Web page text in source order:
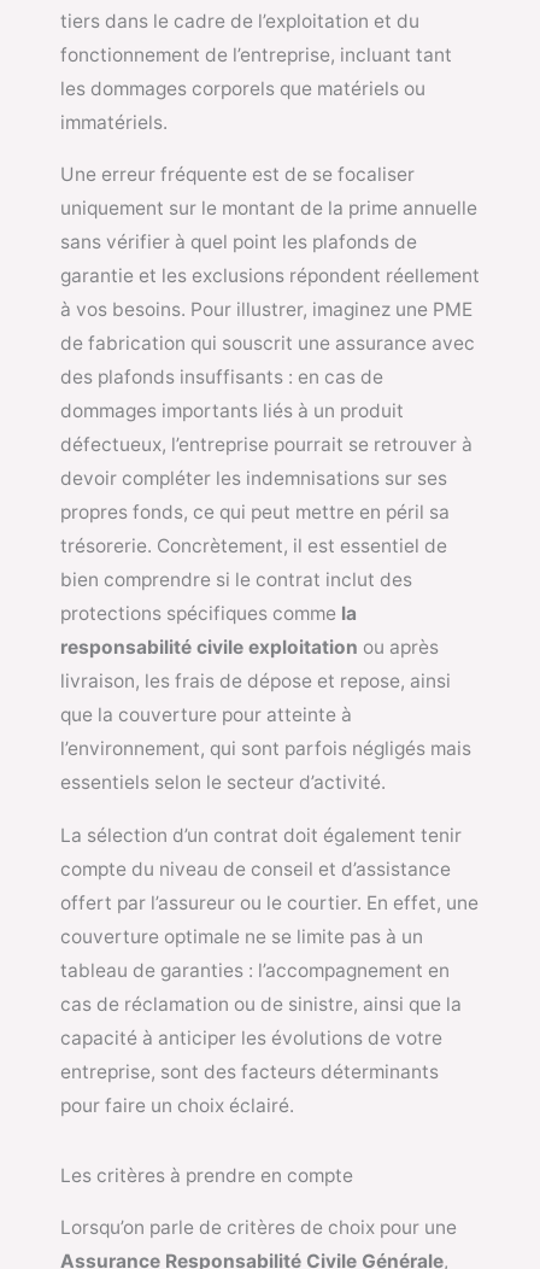
tiers dans le cadre de l’exploitation et du
fonctionnement de l’entreprise, incluant tant
les dommages corporels que matériels ou
immatériels.
Une erreur fréquente est de se focaliser
uniquement sur le montant de la prime annuelle
sans vérifier à quel point les plafonds de
garantie et les exclusions répondent réellement
à vos besoins. Pour illustrer, imaginez une PME
de fabrication qui souscrit une assurance avec
des plafonds insuffisants : en cas de
dommages importants liés à un produit
défectueux, l’entreprise pourrait se retrouver à
devoir compléter les indemnisations sur ses
propres fonds, ce qui peut mettre en péril sa
trésorerie. Concrètement, il est essentiel de
bien comprendre si le contrat inclut des
protections spécifiques comme la
responsabilité civile exploitation ou après
livraison, les frais de dépose et repose, ainsi
que la couverture pour atteinte à
l’environnement, qui sont parfois négligés mais
essentiels selon le secteur d’activité.
La sélection d’un contrat doit également tenir
compte du niveau de conseil et d’assistance
offert par l’assureur ou le courtier. En effet, une
couverture optimale ne se limite pas à un
tableau de garanties : l’accompagnement en
cas de réclamation ou de sinistre, ainsi que la
capacité à anticiper les évolutions de votre
entreprise, sont des facteurs déterminants
pour faire un choix éclairé.
Les critères à prendre en compte
Lorsqu’on parle de critères de choix pour une
Assurance Responsabilité Civile Générale,